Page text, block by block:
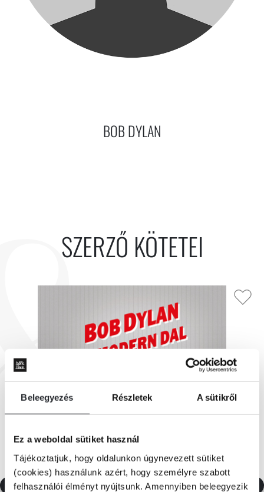
Beleegyezés Részletek A sütikről
Ez a weboldal sütiket használ
Tájékoztatjuk, hogy oldalunkon úgynevezett sütiket
(cookies) használunk azért, hogy személyre szabott
felhasználói élményt nyújtsunk. Amennyiben beleegyezik
BOB DYLAN
SZERZŐ KÖTETEI